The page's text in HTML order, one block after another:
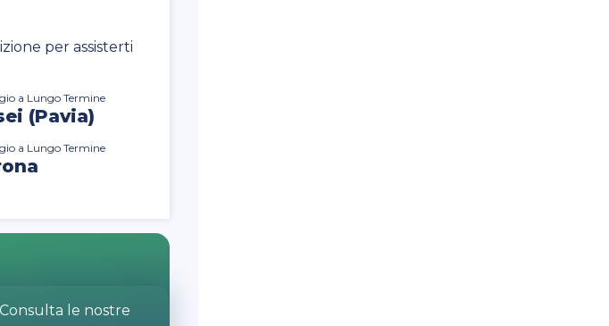
per assisterti
a Lungo Termine
(Pavia)
a Lungo Termine
le nostre